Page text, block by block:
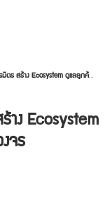
ดูแลลูกค้ากลุ่ม Silver Age ครบวงจร
าง Ecosystem
จร